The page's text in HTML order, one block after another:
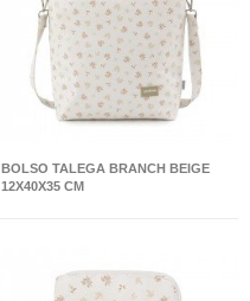
BOLSO TALEGA BRANCH BEIGE
12X40X35 CM